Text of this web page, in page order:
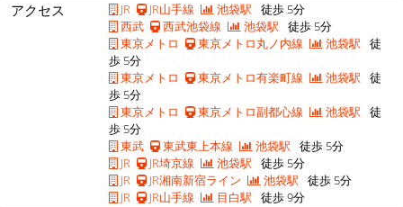
アクセス
JR JR山手線 池袋駅 徒歩 5分
西武
西武池袋線 池袋駅 徒歩 5分
東京メトロ
東京メトロ丸ノ内線 池袋駅 徒
歩 5分
東京メトロ
東京メトロ有楽町線 池袋駅 徒
歩 5分
東京メトロ
東京メトロ副都心線 池袋駅 徒
歩 5分
東武
東武東上本線 池袋駅 徒歩 5分
JR
JR埼京線 池袋駅 徒歩 5分
JR
JR湘南新宿ライン 池袋駅 徒歩 5分
JR
JR山手線 目白駅 徒歩 9分